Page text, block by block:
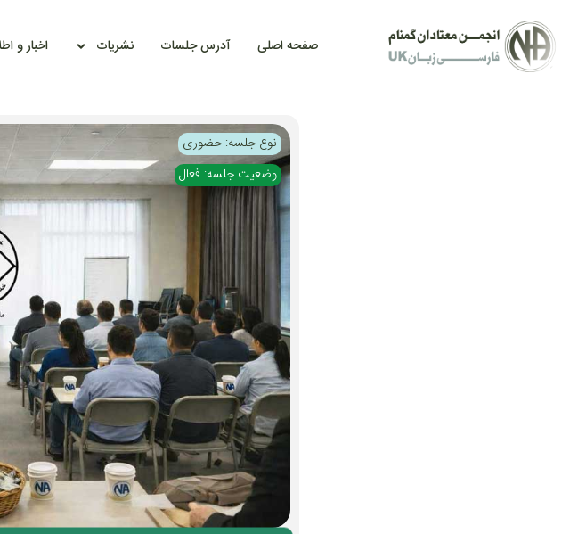
صفحه اصلی آدرس جلسات نشریات اخبار و
نوع جلسه: حضوری
وضعیت جلسه: فعال